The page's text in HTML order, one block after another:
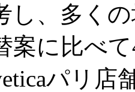
し、多く
案に比べ
パリ店